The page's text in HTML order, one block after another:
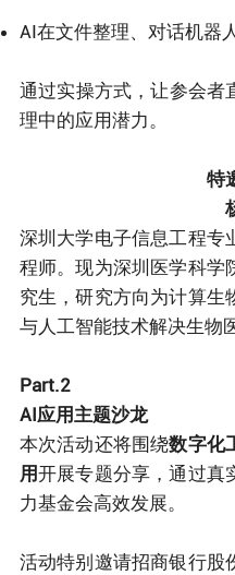
AI在文件整理、对话机器
通过实操方式，让参会者
理中的应用潜力。
特
深圳大学电子信息工程专
程师。现为深圳医学科学
究生，研究方向为计算生
与人工智能技术解决生物
Part.2
AI应用主题沙龙
本次活动还将围绕数字化
用开展专题分享，通过真
力基金会高效发展。
活动特别邀请招商银行股